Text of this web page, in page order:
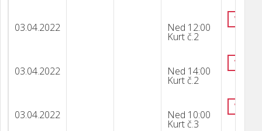
03.04.2022 Ned 12:00
Kurt č.2
03.04.2022 Ned 14:00
Kurt č.2
03.04.2022 Ned 10:00
Kurt č.3